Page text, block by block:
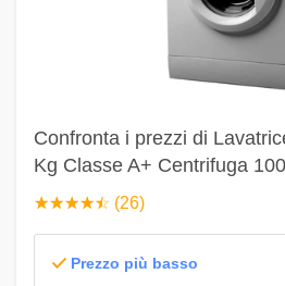
Confronta i prezzi di
Kg Classe A+ Centrifuga
☆☆☆☆☆
★★★★★ (26)
Prezzo più basso